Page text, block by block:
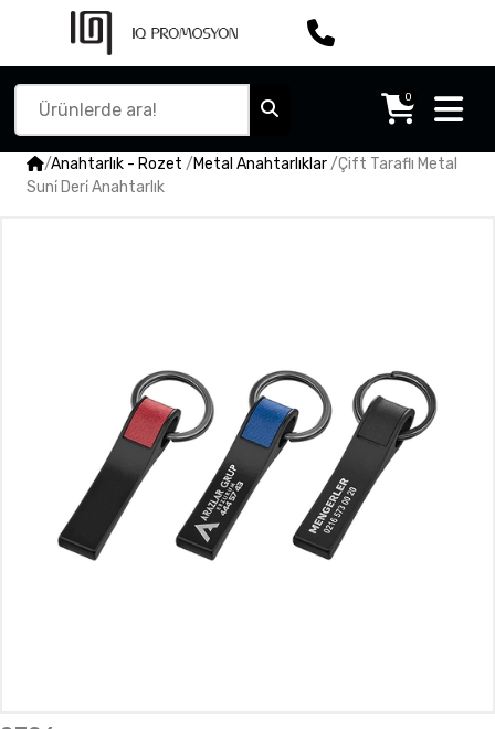
0
/Anahtarlık - Rozet /Metal Anahtarlıklar/Çift Taraflı Metal
Suni̇ Deri̇ Anahtarlık